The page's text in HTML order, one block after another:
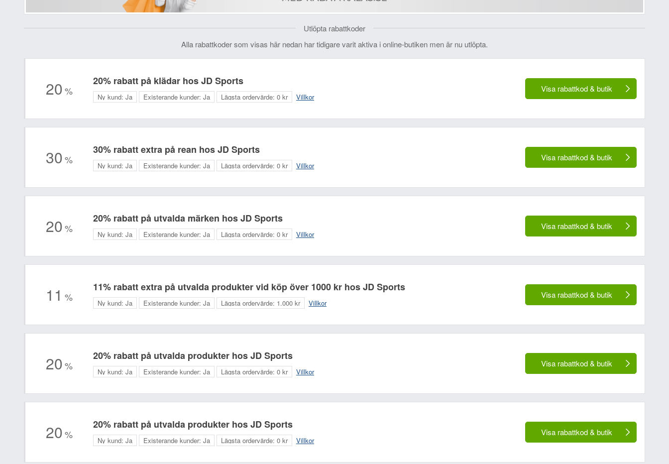
Utlöpta rabattkoder
Alla rabattkoder som visas här nedan har tidigare varit aktiva i online-butiken men är nu utlöpta.
20%
20% rabatt på klädar hos JD Sports
Visa rabattkod & butik
Ny kund: Ja Existerande kunder: Ja Lägsta ordervärde: 0 kr Villkor
30%
30% rabatt extra på rean hos JD Sports
Visa rabattkod & butik
Ny kund: Ja Existerande kunder: Ja Lägsta ordervärde: 0 kr Villkor
20%
20% rabatt på utvalda märken hos JD Sports
Visa rabattkod & butik
Ny kund: Ja Existerande kunder: Ja Lägsta ordervärde: 0 kr Villkor
11 %
11% rabatt extra på utvalda produkter vid köp över 1000 kr hos JD Sports
Visa rabattkod & butik
Ny kund: Ja Existerande kunder: Ja Lägsta ordervärde: 1.000 kr Villkor
20%
20% rabatt på utvalda produkter hos JD Sports
Visa rabattkod & butik
Ny kund: Ja Existerande kunder: Ja Lägsta ordervärde: 0 kr Villkor
20%
20% rabatt på utvalda produkter hos JD Sports
Visa rabattkod & butik
Ny kund: Ja Existerande kunder: Ja Lägsta ordervärde: 0 kr Villkor